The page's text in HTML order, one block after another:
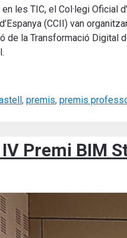
les TIC, el Col·legi Oficial
(CCII) van
la Transformació Digital
, premis, premis
Premi BIM